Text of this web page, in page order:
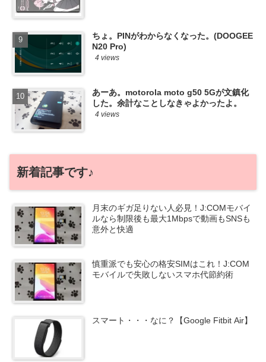
ちょ。PINがわからなくなった。(DOOGEE
N20 Pro)
4 views
あーあ。motorola moto g50 5Gが文鎮化
した。余計なことしなきゃよかったよ。
4 views
新着記事です♪
月末のギガ足りない人必見！J:COMモバイ
ルなら制限後も最大1Mbpsで動画もSNSも
意外と快適
慎重派でも安心の格安SIMはこれ！J:COM
モバイルで失敗しないスマホ代節約術
スマート・・・なに？【Google Fitbit Air】